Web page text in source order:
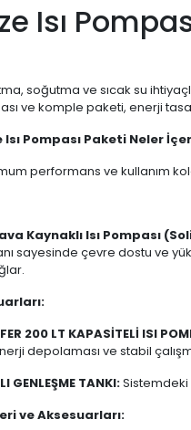
Isı
soğutma ve sıcak su
ve komple paketi, enerji
Pompası Paketi Neler
performans ve kullanım
Kaynaklı Isı Pompası
sayesinde çevre dostu ve
200 LT KAPASİTELİ ISI
depolaması ve stabil
GENLEŞME TANKI:
ve Aksesuarları: